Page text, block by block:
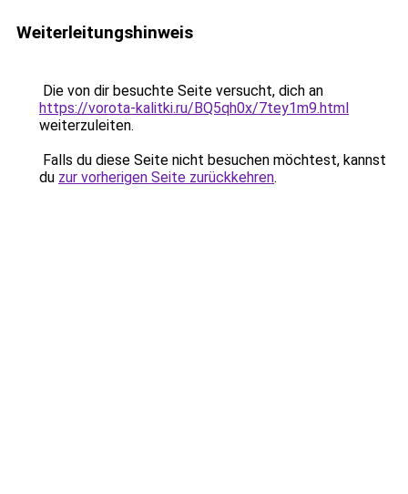
Weiterleitungshinweis
Die von dir besuchte Seite versucht, dich an
https://vorota-kalitki.ru/BQ5qh0x/7tey1m9.html
weiterzuleiten.
Falls du diese Seite nicht besuchen möchtest, kannst
du zur vorherigen Seite zurückkehren.